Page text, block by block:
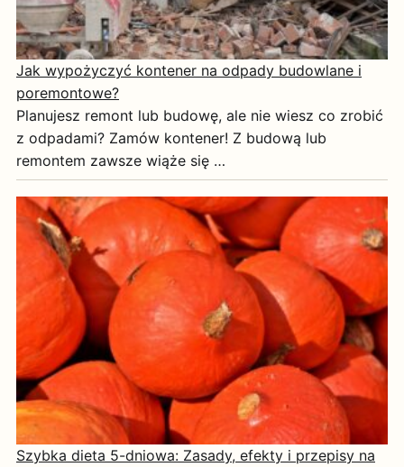
Jak wypożyczyć kontener na odpady budowlane i
poremontowe?
Planujesz remont lub budowę, ale nie wiesz co zrobić
z odpadami? Zamów kontener! Z budową lub
remontem zawsze wiąże się …
Szybka dieta 5-dniowa: Zasady, efekty i przepisy na